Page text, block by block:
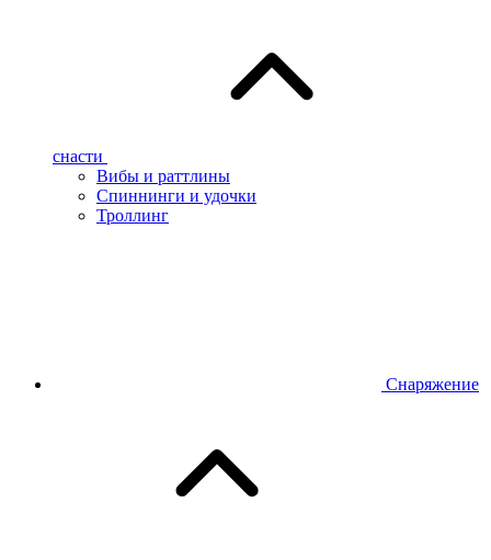
снасти
Вибы и раттлины
Спиннинги и удочки
Троллинг
Снаряжение